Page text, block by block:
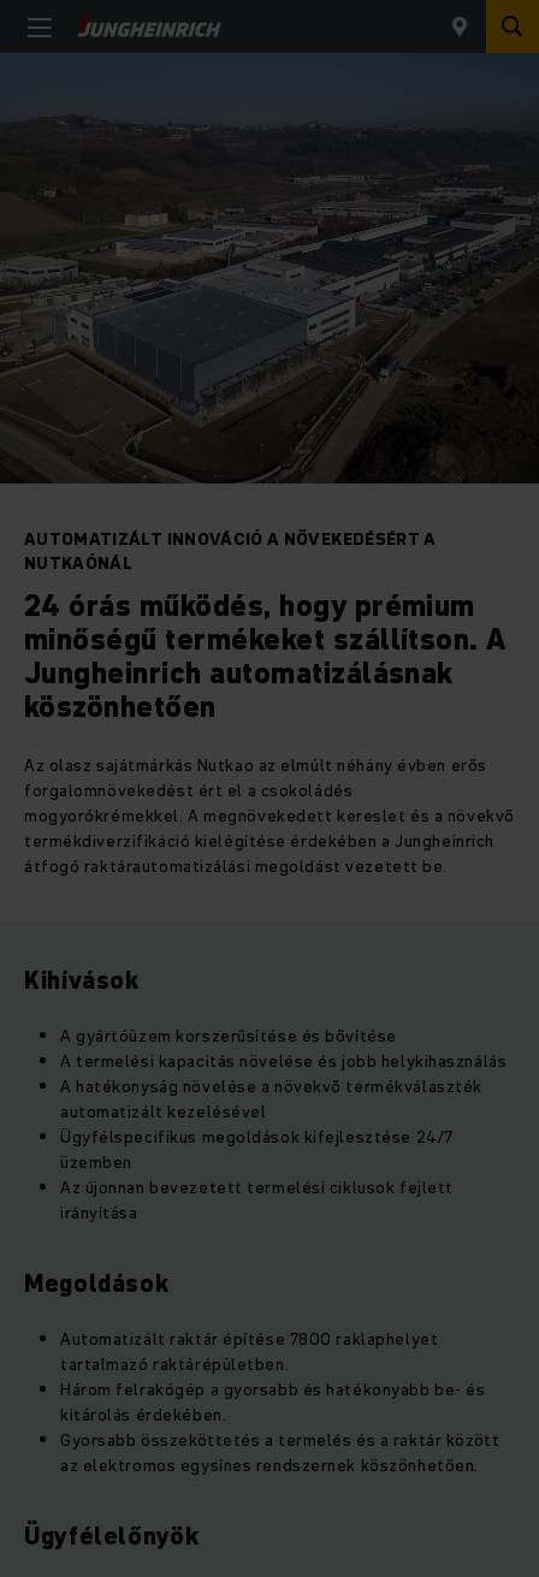
AUTOMATIZÁLT INNOVÁCIÓ A NÖVEKEDÉSÉRT A
NUTKAÓNÁL
24 órás működés, hogy prémium
minőségű termékeket szállítson. A
Jungheinrich automatizálásnak
köszönhetően
Az olasz sajátmárkás Nutkao az elmúlt néhány évben erős
forgalomnövekedést ért el a csokoládés
mogyorókrémekkel. A megnövekedett kereslet és a növekvő
termékdiverzifikáció kielégítése érdekében a Jungheinrich
átfogó raktárautomatizálási megoldást vezetett be.
Kihívások
A gyártóüzem korszerűsítése és bővítése
A termelési kapacitás növelése és jobb helykihasználás
A hatékonyság növelése a növekvő termékválaszték
automatizált kezelésével
Ügyfélspecifikus megoldások kifejlesztése 24/7
üzemben
Az újonnan bevezetett termelési ciklusok fejlett
irányítása
Megoldások
Automatizált raktár építése 7800 raklaphelyet
tartalmazó raktárépületben.
Három felrakógép a gyorsabb és hatékonyabb be- és
kitárolás érdekében.
Gyorsabb összeköttetés a termelés és a raktár között
az elektromos egysínes rendszernek köszönhetően.
Ügyfélelőnyök